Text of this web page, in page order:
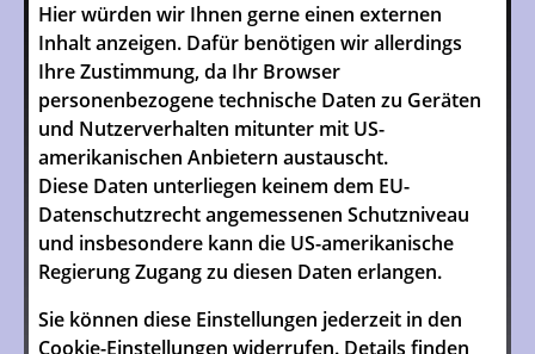
Hier würden wir Ihnen gerne einen externen
Inhalt anzeigen. Dafür benötigen wir allerdings
Ihre Zustimmung, da Ihr Browser
personenbezogene technische Daten zu Geräten
und Nutzerverhalten mitunter mit US-
amerikanischen Anbietern austauscht.
Diese Daten unterliegen keinem dem EU-
Datenschutzrecht angemessenen Schutzniveau
und insbesondere kann die US-amerikanische
Regierung Zugang zu diesen Daten erlangen.
Sie können diese Einstellungen jederzeit in den
Cookie-Einstellungen widerrufen. Details finden